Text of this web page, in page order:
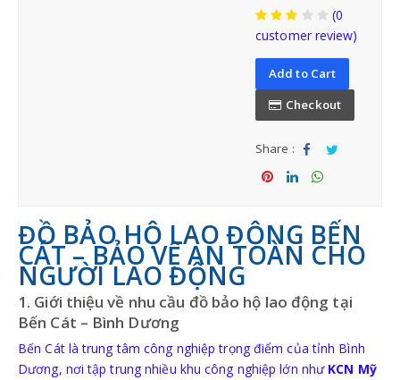
BẢO HỘ MẶT-MẮT
MẶT NẠ-KÍNH HÀN
(0
customer review)
Add to Cart
Checkout
Share :
Sha Tw
re
re
re
ĐỒ BẢO HỘ LAO ĐỘNG BẾN
CÁT – BẢO VỆ AN TOÀN CHO
NGƯỜI LAO ĐỘNG
1. Giới thiệu về nhu cầu đồ bảo hộ lao động tại
Bến Cát – Bình Dương
Bến Cát là trung tâm công nghiệp trọng điểm của tỉnh Bình
Dương, nơi tập trung nhiều khu công nghiệp lớn như KCN Mỹ